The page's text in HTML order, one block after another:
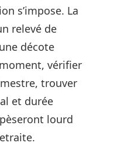
s’impose. La
relevé de
décote
vérifier
trouver
et durée
lourd